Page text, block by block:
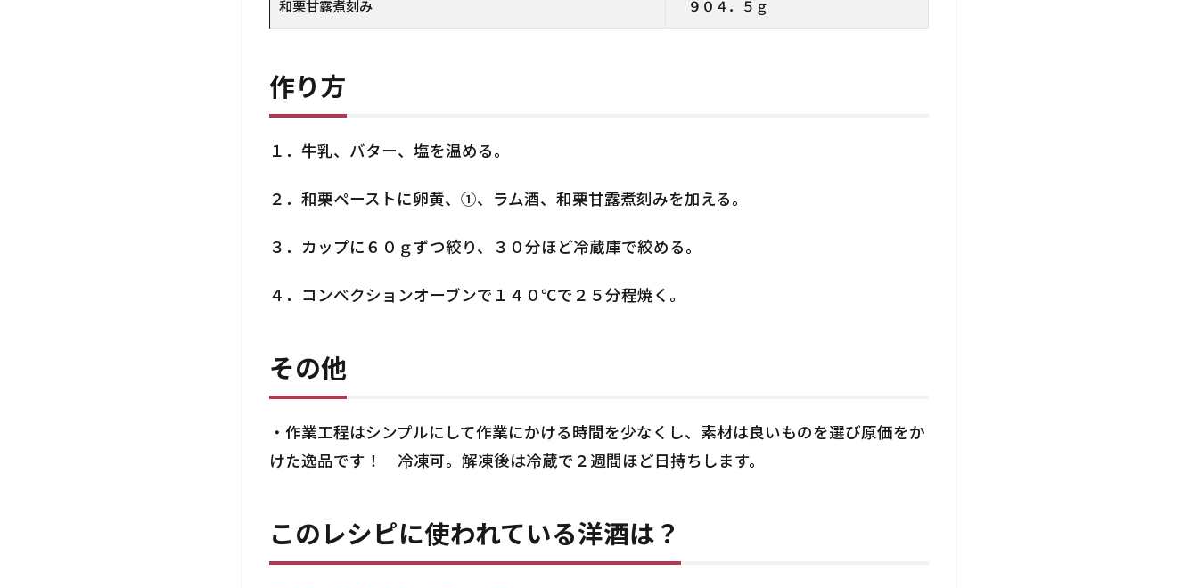
和栗甘露煮刻み ９０４．５ｇ
作り方
１．牛乳、バター、塩を温める。
２．和栗ペーストに卵黄、①、ラム酒、和栗甘露煮刻みを加える。
３．カップに６０ｇずつ絞り、３０分ほど冷蔵庫で絞める。
４．コンベクションオーブンで１４０℃で２５分程焼く。
その他
・作業工程はシンプルにして作業にかける時間を少なくし、素材は良いものを選び原価をか
けた逸品です！ 冷凍可。解凍後は冷蔵で２週間ほど日持ちします。
このレシピに使われている洋酒は？